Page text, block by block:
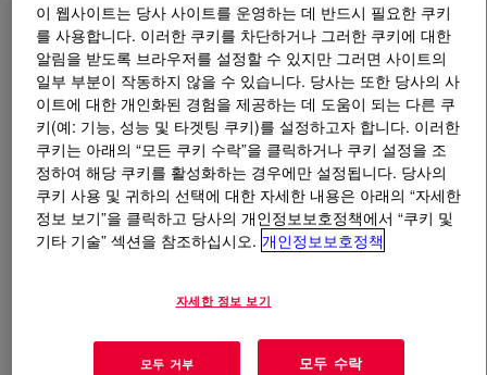
무엇입니까DOWLEX™ NG 5066G Polyethylene
Resin?
Polyethylene suitable for blown film applications such as
produce bags, food packaging films, lamination films and
high clarity tissue overwrap offers outstanding toughness​
이 웹사이트는 당사 사이트를 운영하는 데 반드시 필요한 쿠키
를 사용합니다. 이러한 쿠키를 차단하거나 그러한 쿠키에 대한
알림을 받도록 브라우저를 설정할 수 있지만 그러면 사이트의
일부 부분이 작동하지 않을 수 있습니다. 당사는 또한 당사의 사
이트에 대한 개인화된 경험을 제공하는 데 도움이 되는 다른 쿠
키(예: 기능, 성능 및 타겟팅 쿠키)를 설정하고자 합니다. 이러한
쿠키는 아래의 “모든 쿠키 수락”을 클릭하거나 쿠키 설정을 조
정하여 해당 쿠키를 활성화하는 경우에만 설정됩니다. 당사의
쿠키 사용 및 귀하의 선택에 대한 자세한 내용은 아래의 “자세한
정보 보기”을 클릭하고 당사의 개인정보보호정책에서 “쿠키 및
기타 기술” 섹션을 참조하십시오. 개인정보보호정책
자세한 정보 보기
모두 거부 모두 수락